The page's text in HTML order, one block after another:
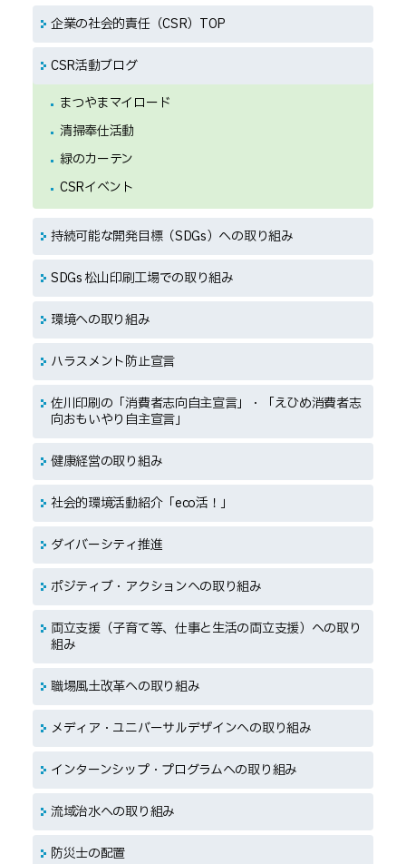
企業の社会的責任（CSR）TOP
CSR活動ブログ
まつやまマイロード
清掃奉仕活動
緑のカーテン
CSRイベント
持続可能な開発目標（SDGs）への取り組み
SDGs 松山印刷工場での取り組み
環境への取り組み
ハラスメント防止宣言
佐川印刷の「消費者志向自主宣言」・「えひめ消費者志
向おもいやり自主宣言」
健康経営の取り組み
社会的環境活動紹介「eco活！」
ダイバーシティ推進
ポジティブ・アクションへの取り組み
両立支援（子育て等、仕事と生活の両立支援）への取り
組み
職場風土改革への取り組み
メディア・ユニバーサルデザインへの取り組み
インターンシップ・プログラムへの取り組み
流域治水への取り組み
防災士の配置